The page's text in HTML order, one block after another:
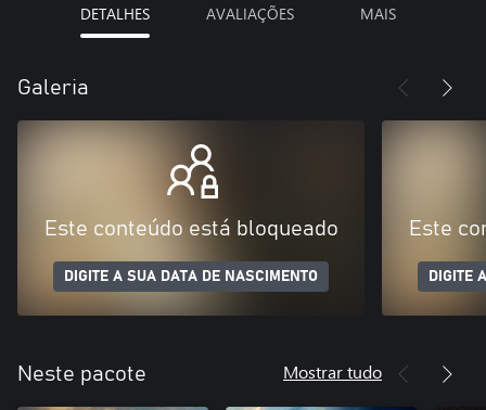
DETALHES AVALIAÇÕES MAIS
Galeria
Este conteúdo está bloqueado
DIGITE A SUA DATA DE NASCIMENTO
Este
DIGITE
Neste pacote Mostrar tudo